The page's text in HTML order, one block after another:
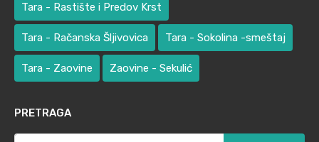
Tara - Rastište i Predov Krst
Tara - Račanska Šljivovica Tara - Sokolina -smeštaj
Tara - Zaovine Zaovine - Sekulić
PRETRAGA